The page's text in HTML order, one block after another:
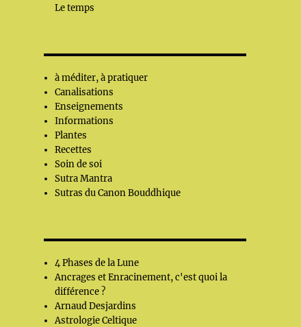
Le temps
à méditer, à pratiquer
Canalisations
Enseignements
Informations
Plantes
Recettes
Soin de soi
Sutra Mantra
Sutras du Canon Bouddhique
4 Phases de la Lune
Ancrages et Enracinement, c'est quoi la
différence ?
Arnaud Desjardins
Astrologie Celtique